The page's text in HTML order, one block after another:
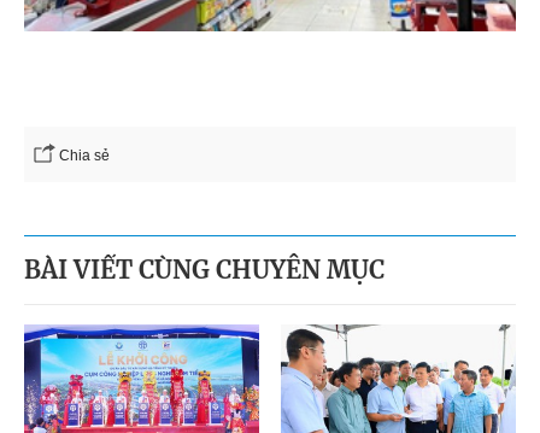
Chia sẻ
BÀI VIẾT CÙNG CHUYÊN MỤC